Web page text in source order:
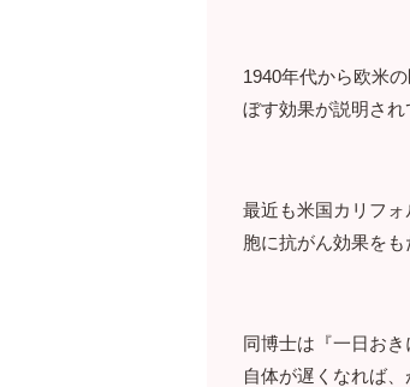
1940年代から欧米
ぼす効果が説明され
最近も米国カリフ
胞に抗がん効果を
同博士は『一日お
自体が遅くなれば